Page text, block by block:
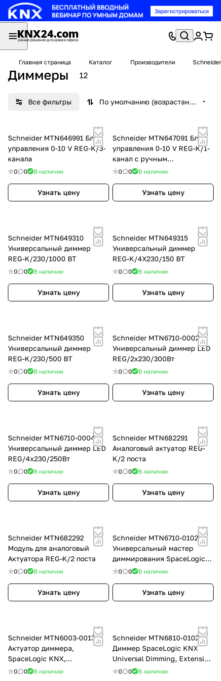
Главная страница Каталог Производители
Диммеры 12
Все фильтры По умолчанию (возрастание)
Schneider MTN646991 Блок
управления 0-10 V REG-K/3-
канала
0 0 В наличии
Узнать цену
Schneider MTN647091 Блок
управления 0-10 V REG-K/1-
канал с ручным
управлением
0 0 В наличии
Узнать цену
Schneider MTN649310
Универсальный диммер
REG-K/230/1000 ВТ
0 0 В наличии
Узнать цену
Schneider MTN649315
Универсальный диммер
REG-K/4X230/150 ВТ
0 0 В наличии
Узнать цену
Schneider MTN649350
Универсальный диммер
REG-K/230/500 ВТ
0 0 В наличии
Узнать цену
Schneider MTN6710-0002
Универсальный диммер LED
REG/2x230/300Вт
0 0 В наличии
Узнать цену
Schneider MTN6710-0004
Универсальный диммер LED
REG/4x230/250Вт
0 0 В наличии
Узнать цену
Schneider MTN682291
Аналоговый актуатор REG-
K/2 поста
0 0 В наличии
Узнать цену
Schneider MTN682292
Модуль для аналоговый
Актуатора REG-K/2 поста
0 0 В наличии
Узнать цену
Schneider MTN6710-0102
Универсальный мастер
диммирования SpaceLogic
KNX, 2 канала
0 0 В наличии
Узнать цену
Schneider MTN6003-0013
Актуатор диммера,
SpaceLogic KNX,
универсальный, скрытый
0 0 В наличии
Schneider MTN6810-0102
Диммер SpaceLogic KNX
Universal Dimming, Extension
2 канала
0 0 В наличии